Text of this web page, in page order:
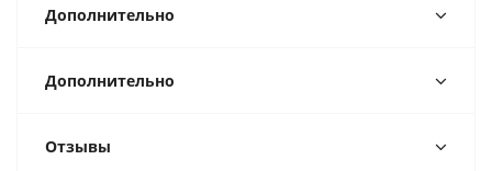
Дополнительно
Дополнительно
Отзывы